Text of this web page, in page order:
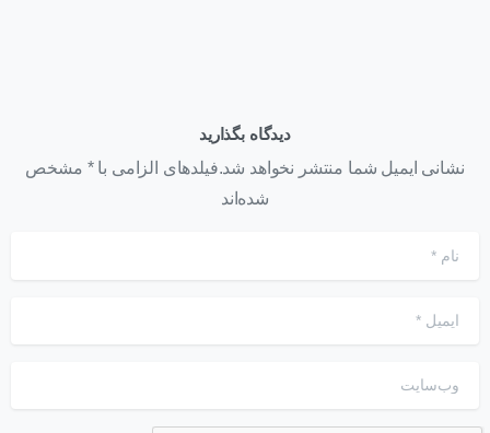
دیدگاه بگذارید
نشانی ایمیل شما منتشر نخواهد شد.فیلدهای الزامی با * مشخص
شده‌اند
*
ایمیل
وب‌سایت